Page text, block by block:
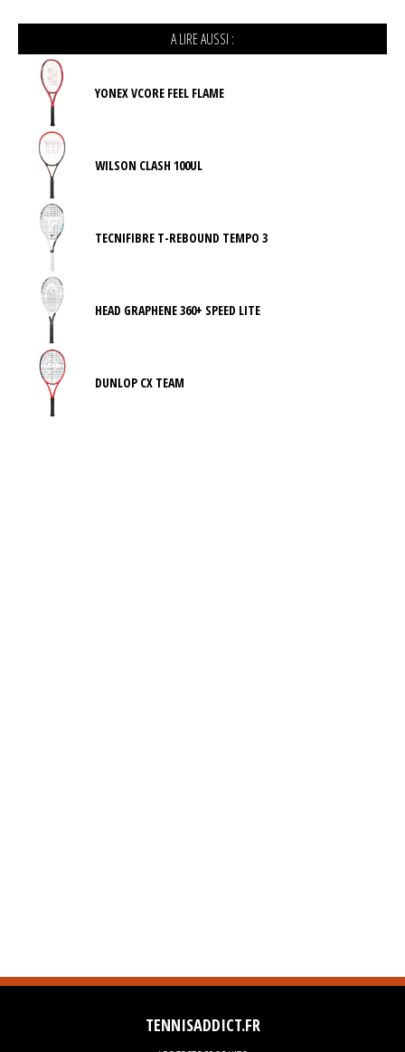
A LIRE AUSSI :
YONEX VCORE FEEL FLAME
WILSON CLASH 100UL
TECNIFIBRE T-REBOUND TEMPO 3
HEAD GRAPHENE 360+ SPEED LITE
DUNLOP CX TEAM
TENNISADDICT.FR